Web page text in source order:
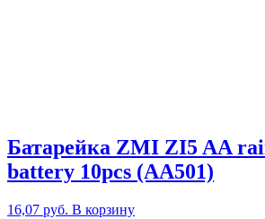
Батарейка ZMI ZI5 AA
battery 10pcs (AA501)
16,07 руб. В корзину